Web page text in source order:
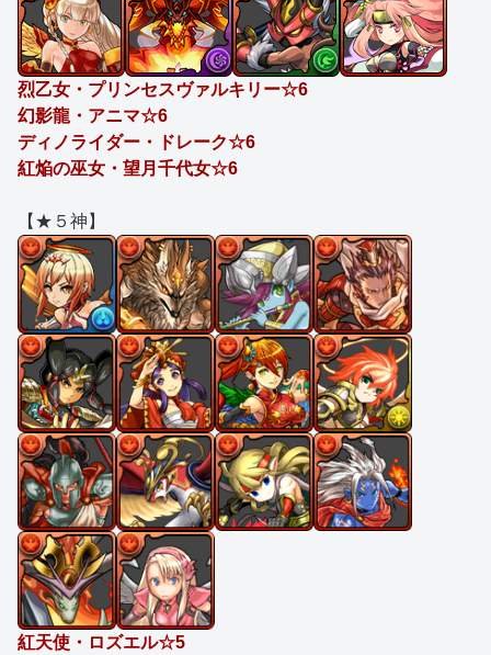
烈乙女・プリンセスヴァルキリー☆6
幻影龍・アニマ☆6
ディノライダー・ドレーク☆6
紅焔の巫女・望月千代女☆6
【★５神】
紅天使・ロズエル☆5